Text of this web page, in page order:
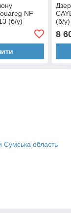
NF
(б/у)
(б/у)
8
Сумська область